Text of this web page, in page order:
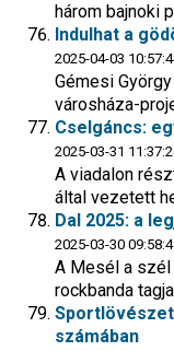
három bajnoki
Indulhat a
2025-04-03
Gémesi
városháza-
Cselgáncs:
2025-03-31
A viadalon
által vezetett
Dal 2025: a
2025-03-30
A Mesél a szél
rockbanda
számában